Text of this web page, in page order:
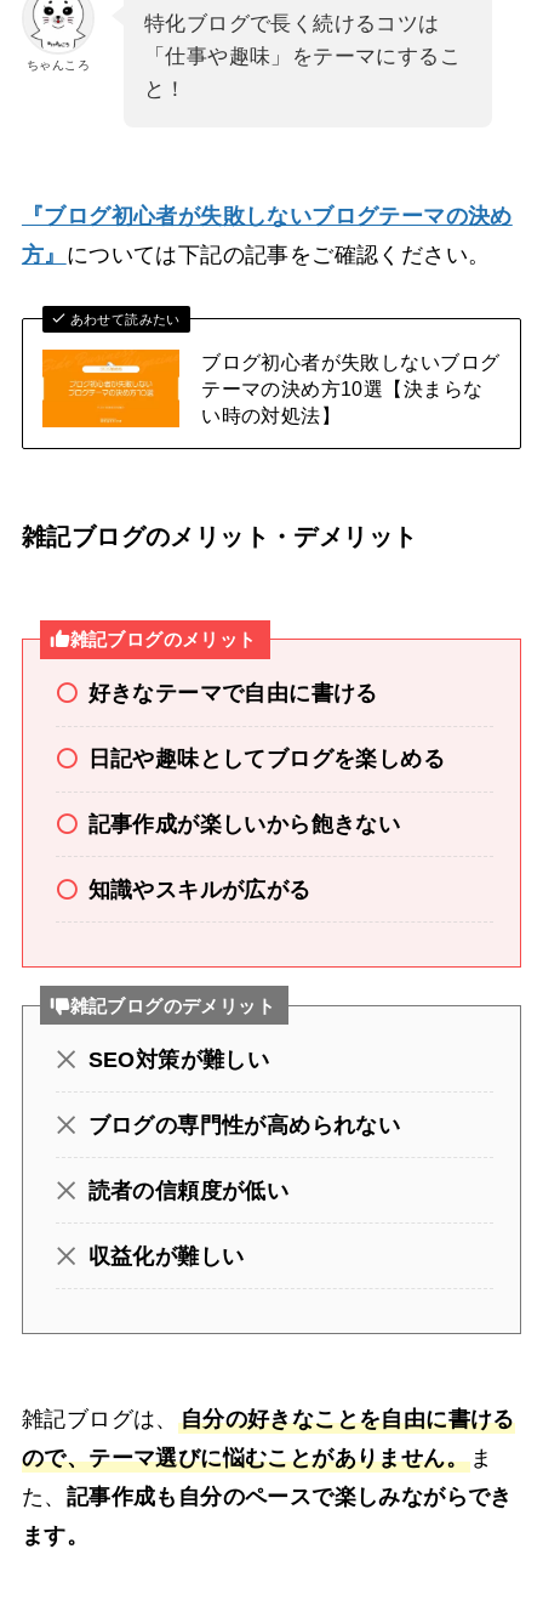
ちゃんころ
特化ブログで長く続けるコツは
「仕事や趣味」をテーマにするこ
と！
『ブログ初心者が失敗しないブログテーマの決め
方』 については下記の記事をご確認ください。
あわせて読みたい
ブログ初心者が失敗しないブログ
テーマの決め方10選【決まらな
い時の対処法】
雑記ブログのメリット・デメリット
雑記ブログのメリット
好きなテーマで自由に書ける
日記や趣味としてブログを楽しめる
記事作成が楽しいから飽きない
知識やスキルが広がる
雑記ブログのデメリット
SEO対策が難しい
ブログの専門性が高められない
読者の信頼度が低い
収益化が難しい
雑記ブログは、 自分の好きなことを自由に書ける
ので、テーマ選びに悩むことがありません。ま
た、 記事作成も自分のペースで楽しみながらでき
ます。